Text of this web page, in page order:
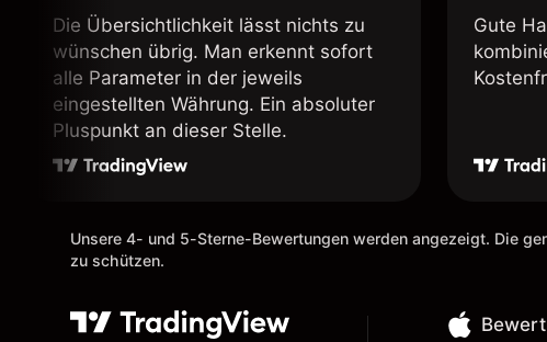
Die Übersichtlichkeit lässt nichts zu
wünschen übrig. Man erkennt sofort
alle Parameter in der jeweils
eingestellten Währung. Ein absoluter
Pluspunkt an dieser Stelle.
Gute
Unsere 4- und 5-Sterne-Bewertungen werden angezeigt. Die
zu schützen.